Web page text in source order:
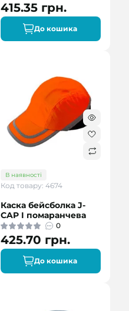
415.35 грн.
До кошика
В наявності
Код товару: 4674
Каска бейсболка J-
CAP I помаранчева
0
425.70 грн.
До кошика